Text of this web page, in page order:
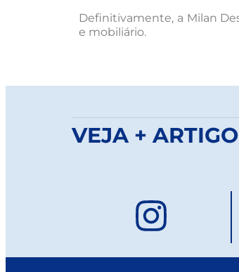
Definitivamente, a Milan
e mobiliário.
VEJA +